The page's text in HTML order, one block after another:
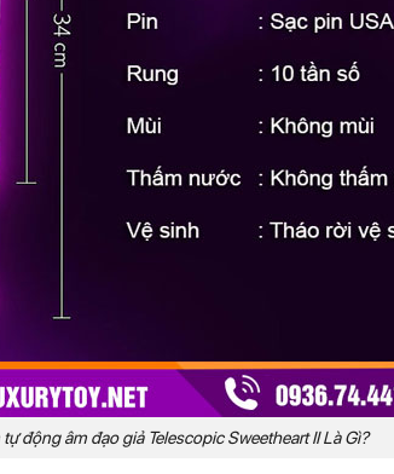
động âm đạo giả Telescopic Sweetheart II Là Gì?